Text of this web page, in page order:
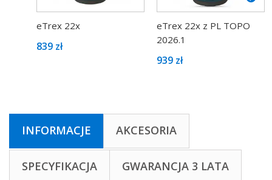
eTrex 22x
839 zł
eTrex 22x z PL TOPO
2026.1
939 zł
INFORMACJE AKCESORIA
SPECYFIKACJA GWARANCJA 3 LATA